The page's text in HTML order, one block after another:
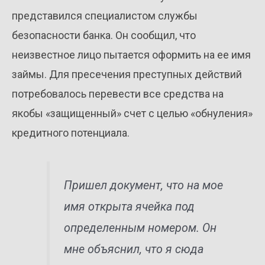
представился специалистом службы
безопасности банка. Он сообщил, что
неизвестное лицо пытается оформить на ее имя
займы. Для пресечения преступных действий
потребовалось перевести все средства на
якобы «защищенный» счет с целью «обнуления»
кредитного потенциала.
Пришел документ, что на мое
имя открыта ячейка под
определенным номером. Он
мне объяснил, что я сюда